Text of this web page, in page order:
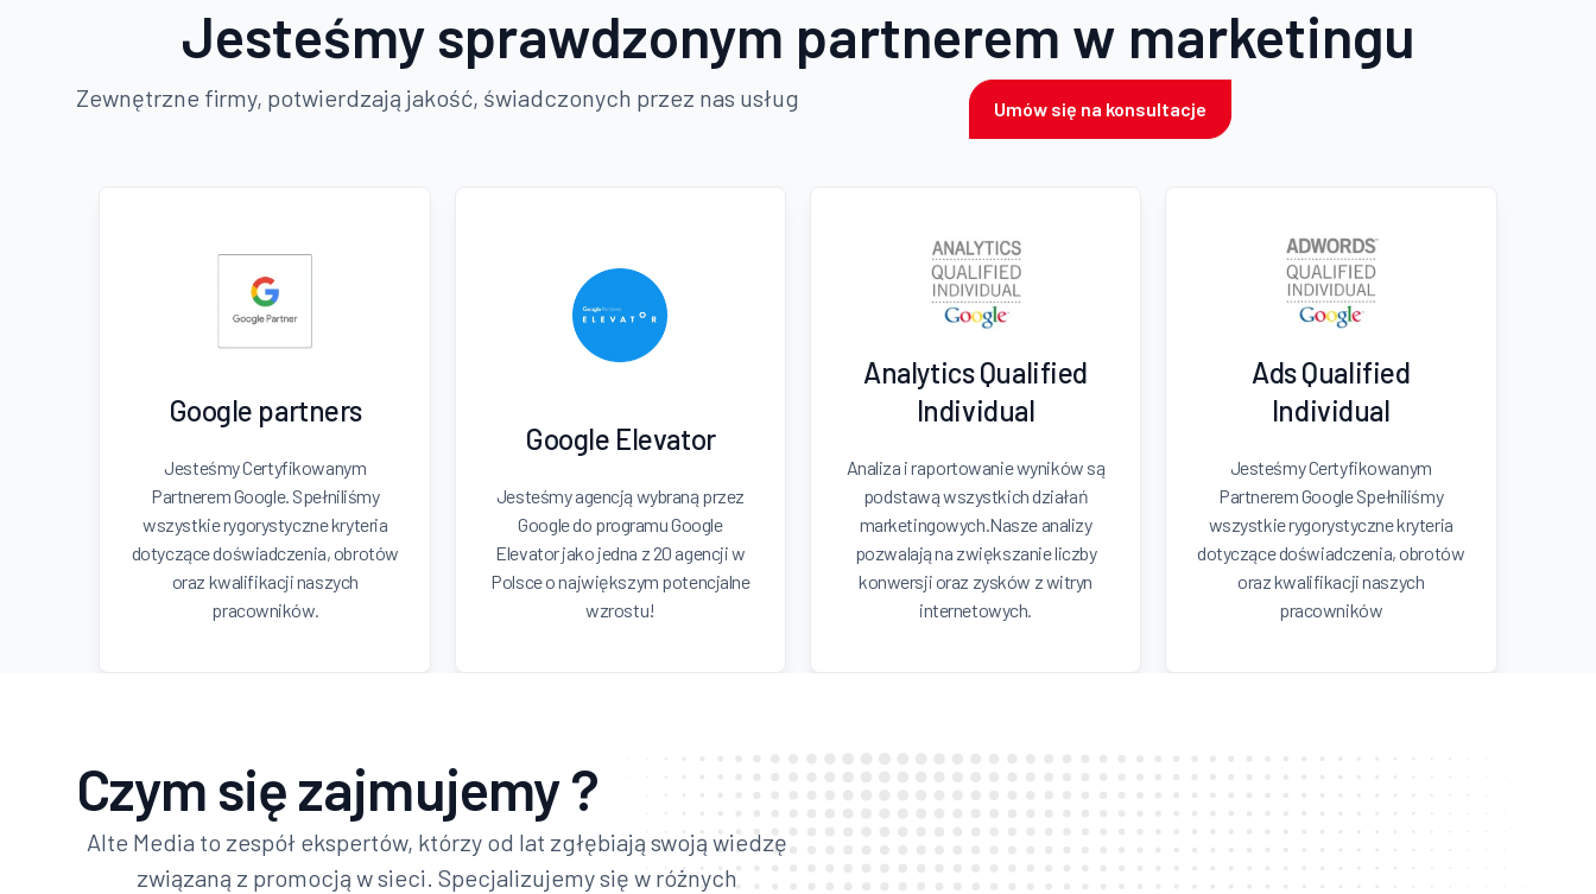
Jesteśmy sprawdzonym partnerem w marketingu
Zewnętrzne firmy, potwierdzają jakość, świadczonych przez nas usług Umów się na konsultacje
Google partners
Jesteśmy Certyfikowanym
Partnerem Google. Spełniliśmy
wszystkie rygorystyczne kryteria
dotyczące doświadczenia, obrotów
oraz kwalifikacji naszych
pracowników.
Google Elevator
Jesteśmy agencją wybraną przez
Google do programu Google
Elevator jako jedna z 20 agencji w
Polsce o największym potencjalne
wzrostu!
Analytics Qualified
Individual
Analiza i raportowanie wyników są
podstawą wszystkich działań
marketingowych.Nasze analizy
pozwalają na zwiększanie liczby
konwersji oraz zysków z witryn
internetowych.
Ads Qualified
Individual
Jesteśmy Certyfikowanym
Partnerem Google Spełniliśmy
wszystkie rygorystyczne kryteria
dotyczące doświadczenia, obrotów
oraz kwalifikacji naszych
pracowników
Czym się zajmujemy ?
Alte Media to zespół ekspertów, którzy od lat zgłębiają swoją wiedzę
związaną z promocją w sieci. Specjalizujemy się w różnych